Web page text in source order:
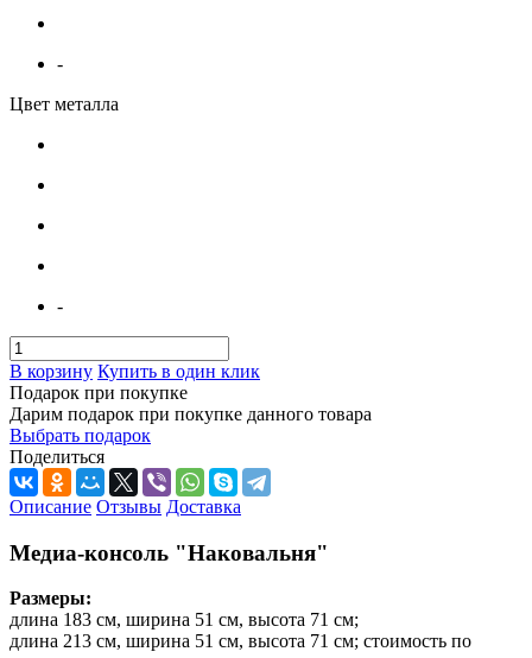
-
Цвет металла
-
В корзину Купить в один клик
Подарок при покупке
Дарим подарок при покупке данного товара
Выбрать подарок
Поделиться
Описание Отзывы Доставка
Медиа-консоль "Наковальня"
Размеры:
длина 183 см, ширина 51 см, высота 71 см;
длина 213 см, ширина 51 см, высота 71 см; стоимость по